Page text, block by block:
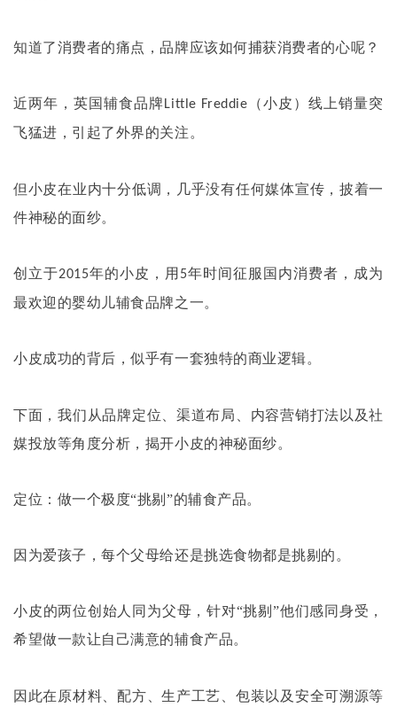
知道了消费者的痛点，品牌应该如何捕获消费者的心呢？
近两年，英国辅食品牌Little Freddie （小皮）线上销量突
飞猛进，引起了外界的关注。
但小皮在业内十分低调，几乎没有任何媒体宣传，披着一
件神秘的面纱。
创立于2015年的小皮，用 5年时间征服国内消费者，成为
最欢迎的婴幼儿辅食品牌之一。
小皮成功的背后，似乎有一套独特的商业逻辑。
下面，我们从品牌定位、渠道布局、内容营销打法以及社
媒投放等角度分析，揭开小皮的神秘面纱。
定位：做一个极度“挑剔”的辅食产品。
因为爱孩子，每个父母给还是挑选食物都是挑剔的。
小皮的两位创始人同为父母，针对“挑剔”他们感同身受，
希望做一款让自己满意的辅食产品。
因此在原材料、配方、生产工艺、包装以及安全可溯源等